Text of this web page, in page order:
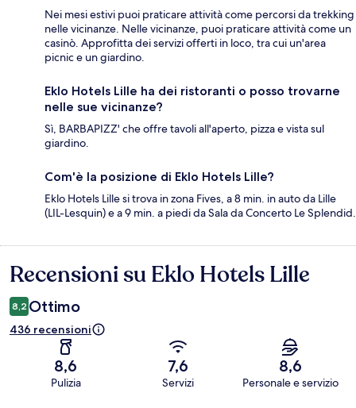
Nei mesi estivi puoi praticare attività come percorsi da trekking
nelle vicinanze. Nelle vicinanze, puoi praticare attività come un
casinò. Approfitta dei servizi offerti in loco, tra cui un'area
picnic e un giardino.
Eklo Hotels Lille ha dei ristoranti o posso trovarne
nelle sue vicinanze?
Sì, BARBAPIZZ' che offre tavoli all'aperto, pizza e vista sul
giardino.
Com'è la posizione di Eklo Hotels Lille?
Eklo Hotels Lille si trova in zona Fives, a 8 min. in auto da Lille
(LIL-Lesquin) e a 9 min. a piedi da Sala da Concerto Le Splendid.
Recensioni
Recensioni su Eklo Hotels Lille
8,2 Ottimo
436 recensioni
8,6
Pulizia
7,6
Servizi
8,6
Personale e servizio